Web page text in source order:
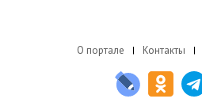
О портале Контакты